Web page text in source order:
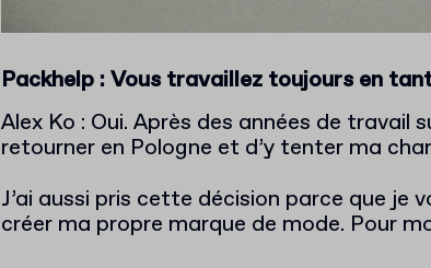
Packhelp : Vous travaillez toujours en
Alex Ko : Oui. Après des années de travail
retourner en Pologne et d’y tenter ma
J’ai aussi pris cette décision parce que je
créer ma propre marque de mode. Pour